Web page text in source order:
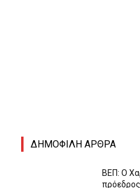
ΔΗΜΟΦΙΛΗ ΑΡΘΡΑ
ΒΕΠ: Ο